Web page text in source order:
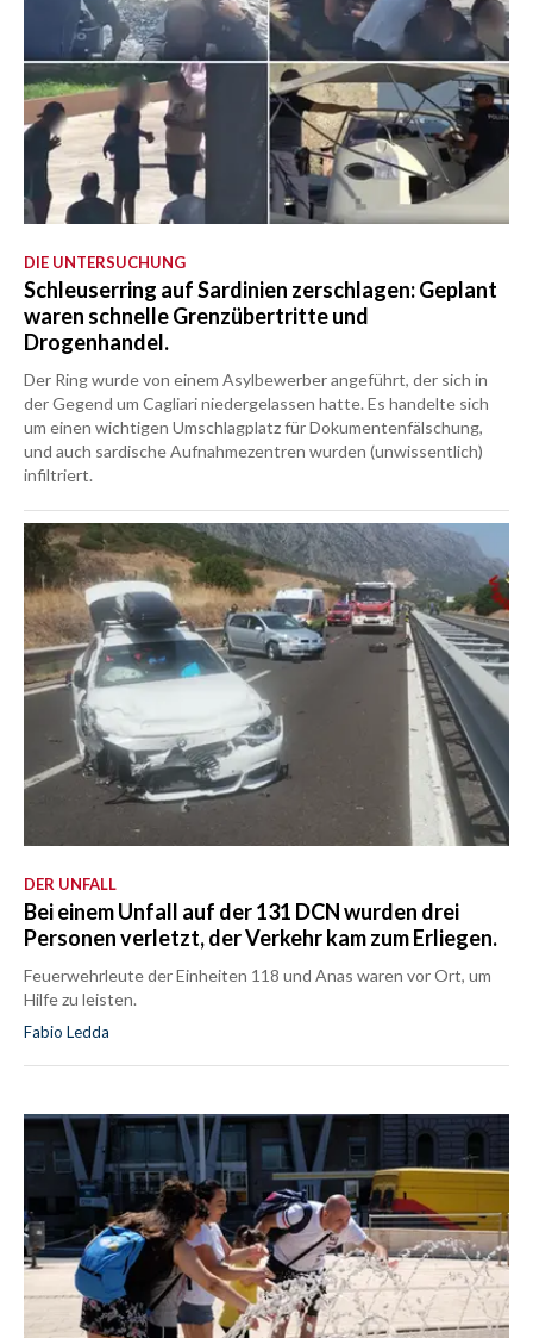
DIE UNTERSUCHUNG
Schleuserring auf Sardinien zerschlagen: Geplant
waren schnelle Grenzübertritte und
Drogenhandel.
Der Ring wurde von einem Asylbewerber angeführt, der sich in
der Gegend um Cagliari niedergelassen hatte. Es handelte sich
um einen wichtigen Umschlagplatz für Dokumentenfälschung,
und auch sardische Aufnahmezentren wurden (unwissentlich)
infiltriert.
DER UNFALL
Bei einem Unfall auf der 131 DCN wurden drei
Personen verletzt, der Verkehr kam zum Erliegen.
Feuerwehrleute der Einheiten 118 und Anas waren vor Ort, um
Hilfe zu leisten.
Fabio Ledda